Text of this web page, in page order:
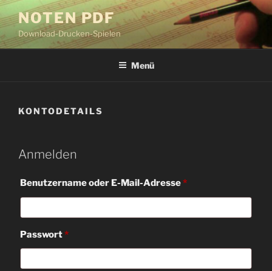
Zum
Inhalt
springen
NOTEN PDF
Download-Drucken-Spielen
Menü
KONTODETAILS
Anmelden
Benutzername oder E-Mail-Adresse*Erforderlich
Passwort*Erforderlich